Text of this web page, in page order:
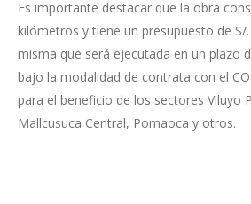
Es importante destacar que la obra
kilómetros y tiene un presupuesto de S/
misma que será ejecutada en un plazo
bajo la modalidad de contrata con el
para el beneficio de los sectores Viluyo
Mallcusuca Central, Pomaoca y otros.